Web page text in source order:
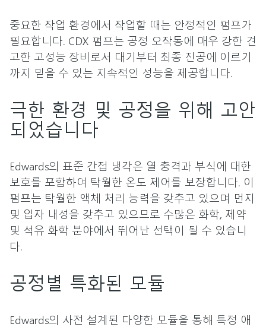
중요한 작업 환경에서 작업할 때는 안정적인 펌프가
필요합니다. CDX 펌프는 공정 오작동에 매우 강한 견
고한 고성능 장비로서 대기부터 최종 진공에 이르기
까지 믿을 수 있는 지속적인 성능을 제공합니다.
극한 환경 및 공정을 위해 고안
되었습니다
Edwards의 표준 간접 냉각은 열 충격과 부식에 대한
보호를 포함하여 탁월한 온도 제어를 보장합니다. 이
펌프는 탁월한 액체 처리 능력을 갖추고 있으며 먼지
및 입자 내성을 갖추고 있으므로 수많은 화학, 제약
및 석유 화학 분야에서 뛰어난 선택이 될 수 있습니
다.
공정별 특화된 모듈
Edwards의 사전 설계된 다양한 모듈을 통해 특정 애